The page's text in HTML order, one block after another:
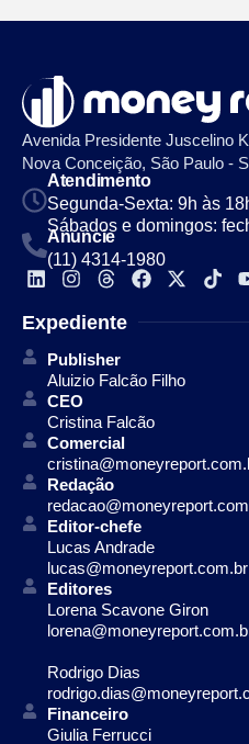
Avenida Presidente Juscelino
Nova Conceição, São Paulo -
Atendimento
Segunda-Sexta: 9h às
Sábados e domingos:
Anuncie
(11) 4314-1980
Expediente
Publisher
Aluizio Falcão Filho
CEO
Cristina Falcão
Comercial
Redação
Editor-chefe
Lucas Andrade
lucas@moneyreport.com.br
Editores
Lorena Scavone Giron
Rodrigo Dias
Financeiro
Giulia Ferrucci